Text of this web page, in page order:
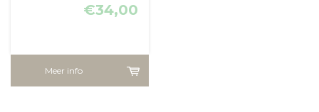
€34,00
Meer info